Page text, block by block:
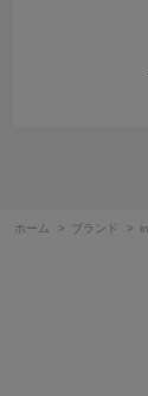
ホーム > ブランド >